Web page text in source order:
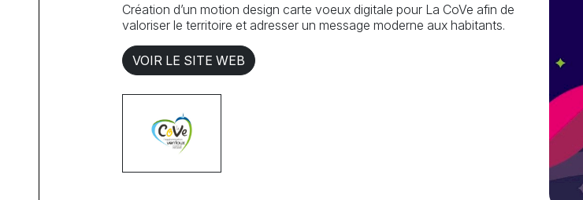
Création d’un motion design carte voeux digitale pour La CoVe afin de
valoriser le territoire et adresser un message moderne aux habitants.
VOIR LE SITE WEB